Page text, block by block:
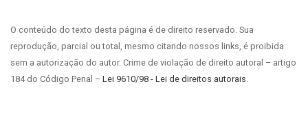
O conteúdo do texto desta página é de direito reservado. Sua
reprodução, parcial ou total, mesmo citando nossos links, é proibida
sem a autorização do autor. Crime de violação de direito autoral – artigo
184 do Código Penal – Lei 9610/98 - Lei de direitos autorais